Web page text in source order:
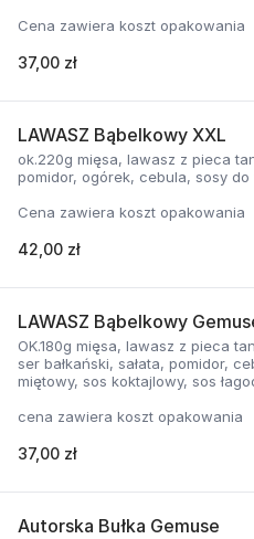
Cena zawiera koszt opakowania
37,00 zł
LAWASZ Bąbelkowy XXL
ok.220g mięsa, lawasz z pieca tandoori, sałata lodowa,
pomidor, ogórek, cebula, sosy do
Cena zawiera koszt opakowania
42,00 zł
LAWASZ Bąbelkowy
OK.180g mięsa, lawasz z pieca
ser bałkański, sałata, pomidor,
miętowy, sos koktajlowy, sos
cena zawiera koszt opakowania
37,00 zł
Autorska Bułka Gemuse